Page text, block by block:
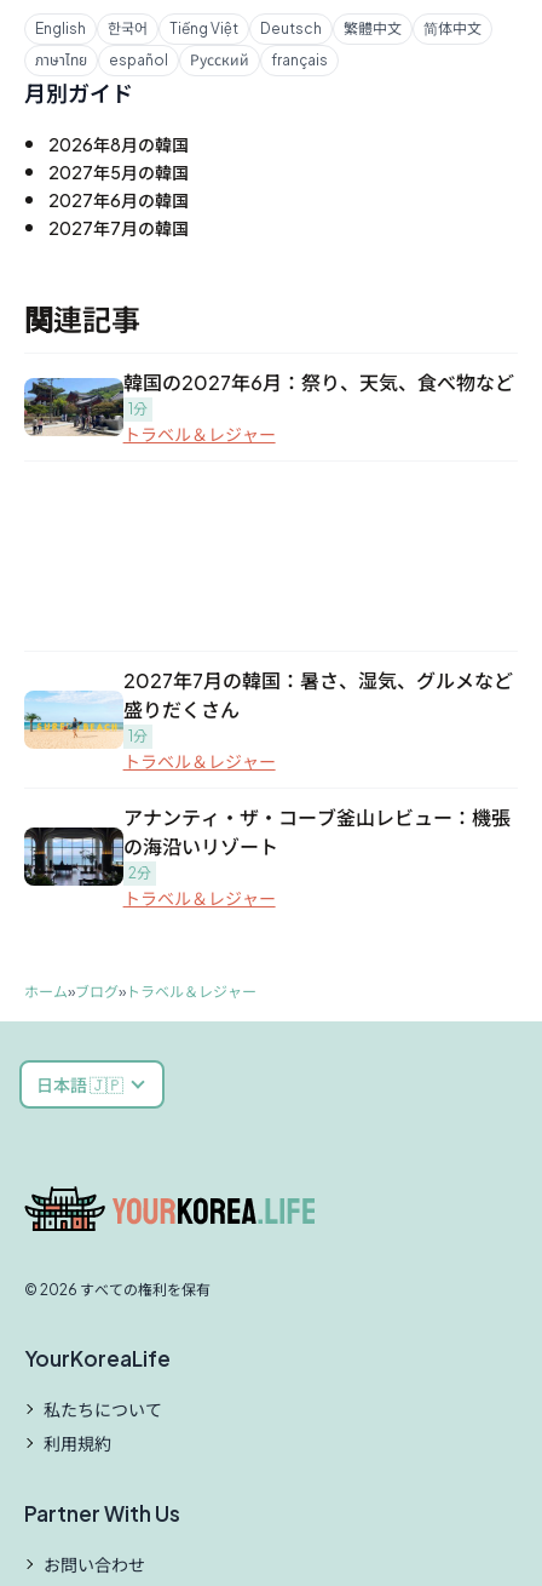
English 한국어 Tiếng Việt Deutsch 繁體中文
简体中文
ภาษาไทย
español Русский français
月別ガイド
2026年8月の韓国
2027年5月の韓国
2027年6月の韓国
2027年7月の韓国
関連記事
韓国の2027年6月：祭り、天気、食べ物など
1分
トラベル＆レジャー
2027年7月の韓国：暑さ、湿気、グルメなど
盛りだくさん
1分
トラベル＆レジャー
アナンティ・ザ・コーブ釜山レビュー：機張
の海沿いリゾート
2分
トラベル＆レジャー
ホーム»ブログ» トラベル＆レジャー
日本語 🇯🇵
© 2026 すべての権利を保有
YourKoreaLife
私たちについて
利用規約
Partner With Us
お問い合わせ